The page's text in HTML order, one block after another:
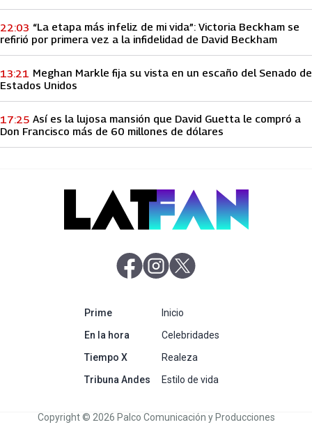
“La etapa más infeliz de mi vida”: Victoria Beckham se
refirió por primera vez a la infidelidad de David Beckham
22:03
Meghan Markle fija su vista en un escaño del Senado de
Estados Unidos
13:21
Así es la lujosa mansión que David Guetta le compró a
Don Francisco más de 60 millones de dólares
17:25
abre en nueva pestaña
abre en nueva pestaña
Primeabre en nueva pestaña
En la hora abre en nueva pestaña
Tiempo Xabre en nueva pestaña
Tribuna Andes abre en nueva pestaña
Inicio
Celebridades
Realeza
Estilo de vida
Copyright © 2026 Palco Comunicación y Producciones